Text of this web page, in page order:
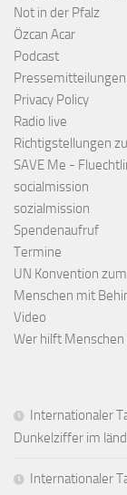
Not in der Pfalz
Özcan Acar
Podcast
Pressemitteilungen
Privacy Policy
Radio live
Richtigstellungen
SAVE Me -
socialmission
sozialmission
Spendenaufruf
Termine
UN Konvention
Menschen mit
Video
Wer hilft Menschen
Internationaler
Dunkelziffer im
Internationaler